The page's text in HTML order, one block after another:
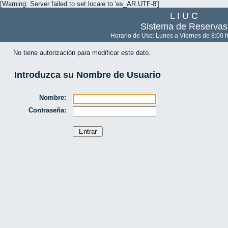
[Warning: Server failed to set locale to 'es_AR.UTF-8']
L I U C
Sistema de Reservas
Horario de Uso: Lunes a Viernes de 8:00
No tiene autorización para modificar este dato.
Introduzca su Nombre de Usuario
Nombre:
Contraseña: